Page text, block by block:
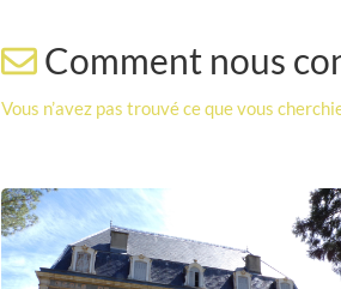
Comment nous
Vous n’avez pas trouvé ce que vous